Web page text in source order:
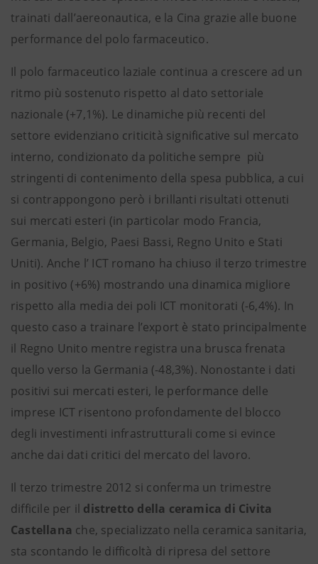
trainati dall’aereonautica, e la Cina grazie alle buone
performance del polo farmaceutico.
Il polo farmaceutico laziale continua a crescere ad un
ritmo più sostenuto rispetto al dato settoriale
nazionale (+7,1%). Le dinamiche più recenti del
settore evidenziano criticità significative sul mercato
interno, condizionato da politiche sempre più
stringenti di contenimento della spesa pubblica, a cui
si contrappongono però i brillanti risultati ottenuti
sui mercati esteri (in particolar modo Francia,
Germania, Belgio, Paesi Bassi, Regno Unito e Stati
Uniti). Anche l’ ICT romano ha chiuso il terzo trimestre
in positivo (+6%) mostrando una dinamica migliore
rispetto alla media dei poli ICT monitorati (-6,4%). In
questo caso a trainare l’export è stato principalmente
il Regno Unito mentre registra una brusca frenata
quello verso la Germania (-48,3%). Nonostante i dati
positivi sui mercati esteri, le performance delle
imprese ICT risentono profondamente del blocco
degli investimenti infrastrutturali come si evince
anche dai dati critici del mercato del lavoro.
Il terzo trimestre 2012 si conferma un trimestre
difficile per il distretto della ceramica di Civita
Castellana che, specializzato nella ceramica sanitaria,
sta scontando le difficoltà di ripresa del settore